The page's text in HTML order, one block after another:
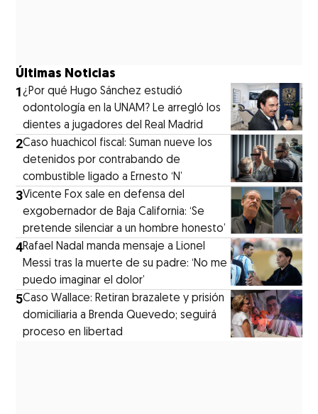
Últimas Noticias
1¿Por qué Hugo Sánchez estudió
odontología en la UNAM? Le arregló los
dientes a jugadores del Real Madrid
2Caso huachicol fiscal: Suman nueve los
detenidos por contrabando de
combustible ligado a Ernesto ‘N’
3Vicente Fox sale en defensa del
exgobernador de Baja California: ‘Se
pretende silenciar a un hombre honesto’
4Rafael Nadal manda mensaje a Lionel
Messi tras la muerte de su padre: ‘No me
puedo imaginar el dolor’
5Caso Wallace: Retiran brazalete y prisión
domiciliaria a Brenda Quevedo; seguirá
proceso en libertad